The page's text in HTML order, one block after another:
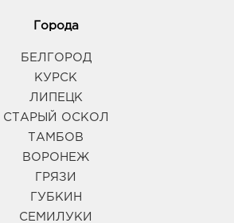
Города
БЕЛГОРОД
КУРСК
ЛИПЕЦК
СТАРЫЙ ОСКОЛ
ТАМБОВ
ВОРОНЕЖ
ГРЯЗИ
ГУБКИН
СЕМИЛУКИ